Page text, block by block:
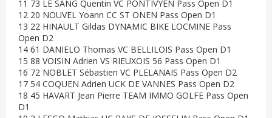
11 73 LE SANG Quentin VC PONTIVYEN Pass Open D1
12 20 NOUVEL Yoann CC ST ONEN Pass Open D1
13 22 HINAULT Gildas DYNAMIC BIKE LOCMINE Pass
Open D2
14 61 DANIELO Thomas VC BELLILOIS Pass Open D1
15 88 VOISIN Adrien VS RIEUXOIS 56 Pass Open D1
16 72 NOBLET Sébastien VC PLELANAIS Pass Open D2
17 54 COQUEN Adrien UCK DE VANNES Pass Open D2
18 45 HAVART Jean Pierre TEAM IMMO GOLFE Pass Open
D1